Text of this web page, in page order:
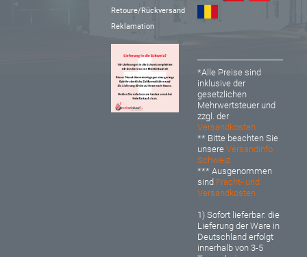
Retoure/Rückversand
Reklamation
*Alle Preise sind
inklusive der
gesetzlichen
Mehrwertsteuer und
zzgl. der
Versandkosten
** Bitte beachten Sie
unsereVersandinfo
Schweiz
*** Ausgenommen
sind Fracht- und
Versandkosten
1) Sofort lieferbar: die
Lieferung der Ware in
Deutschland erfolgt
innerhalb von 3-5